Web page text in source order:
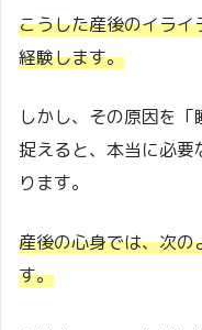
こうした産後のイラ
経験します。
しかし、その原因を
捉えると、本当に必
ります。
産後の心身では、次
す。